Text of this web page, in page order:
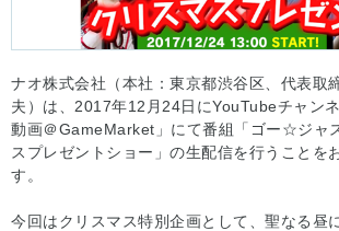
ナオ株式会社（本社：東京都渋谷区、代表取
夫）は、2017年12月24日にYouTubeチャン
動画＠GameMarket」にて番組「ゴー☆ジャ
スプレゼントショー」の生配信を行うことを
す。
今回はクリスマス特別企画として、聖なる昼